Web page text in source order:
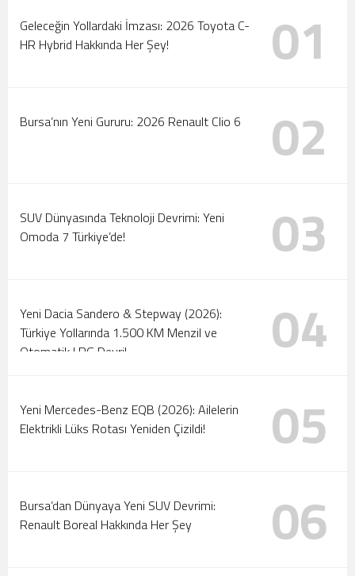
Şampiyonası Başlıyor!
Geleceğin Yollardaki İmzası: 2026 Toyota C-
HR Hybrid Hakkında Her Şey!
01
Bursa’nın Yeni Gururu: 2026 Renault Clio 6 02
SUV Dünyasında Teknoloji Devrimi: Yeni
Omoda 7 Türkiye’de!
03
Yeni Dacia Sandero & Stepway (2026):
Türkiye Yollarında 1.500 KM Menzil ve
Otomatik LPG Devri!
04
Yeni Mercedes-Benz EQB (2026): Ailelerin
Elektrikli Lüks Rotası Yeniden Çizildi!
05
Bursa’dan Dünyaya Yeni SUV Devrimi:
Renault Boreal Hakkında Her Şey
06